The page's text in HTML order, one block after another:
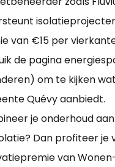
van €15 per
de pagina
om te kijken
Quévy aanbiedt.
je onderhoud
Dan profiteer je
van